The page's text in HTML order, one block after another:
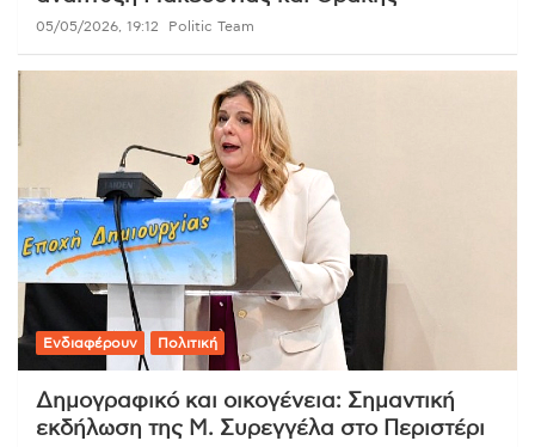
05/05/2026, 19:12 Politic Team
Ενδιαφέρουν Πολιτική
Δημογραφικό και οικογένεια: Σημαντική
εκδήλωση της Μ. Συρεγγέλα στο Περιστέρι